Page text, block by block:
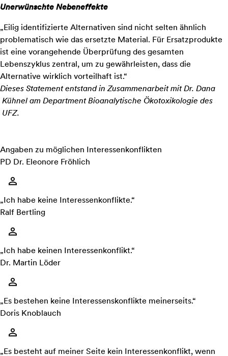
Unerwünschte Nebeneffekte
„Eilig identifizierte Alternativen sind nicht selten ähnlich
problematisch wie das ersetzte Material. Für Ersatzprodukte
ist eine vorangehende Überprüfung des gesamten
Lebenszyklus zentral, um zu gewährleisten, dass die
Alternative wirklich vorteilhaft ist.“
Dieses Statement entstand in Zusammenarbeit mit Dr. Dana
Kühnel am Department Bioanalytische Ökotoxikologie des
UFZ.
Angaben zu möglichen Interessenkonflikten
PD Dr. Eleonore Fröhlich
„Ich habe keine Interessenkonflikte.“
Ralf Bertling
„Ich habe keinen Interessenkonflikt.“
Dr. Martin Löder
„Es bestehen keine Interessenskonflikte meinerseits.“
Doris Knoblauch
„Es besteht auf meiner Seite kein Interessenkonflikt, wenn